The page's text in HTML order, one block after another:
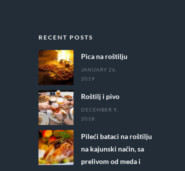
RECENT POSTS
Pica na roštilju
JANUARY 26,
2019
Roštilj i pivo
DECEMBER 9,
2018
Pileći bataci na roštilju
na kajunski način, sa
prelivom od meda i